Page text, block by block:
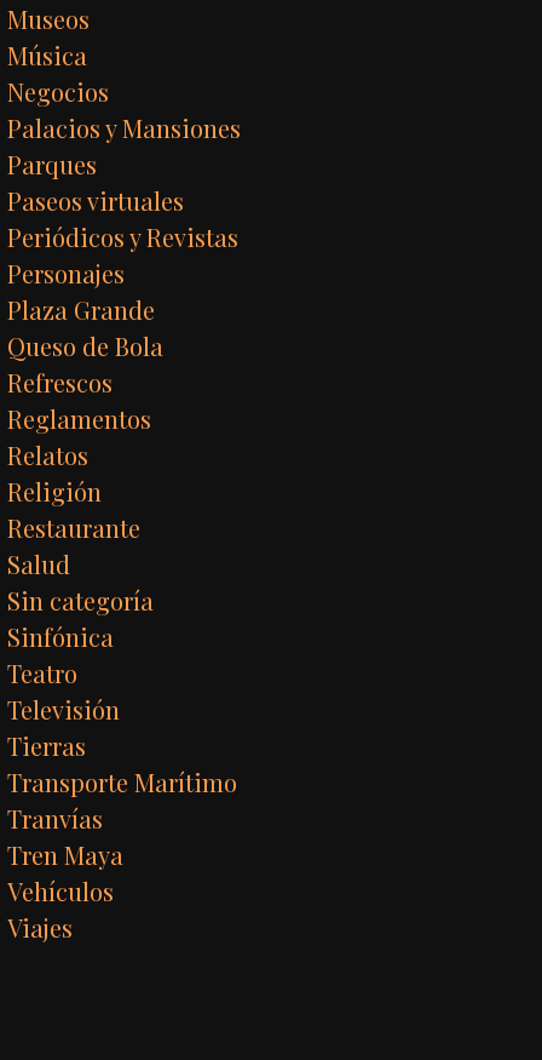
Museos
Música
Negocios
Palacios y Mansiones
Parques
Paseos virtuales
Periódicos y Revistas
Personajes
Plaza Grande
Queso de Bola
Refrescos
Reglamentos
Relatos
Religión
Restaurante
Salud
Sin categoría
Sinfónica
Teatro
Televisión
Tierras
Transporte Marítimo
Tranvías
Tren Maya
Vehículos
Viajes